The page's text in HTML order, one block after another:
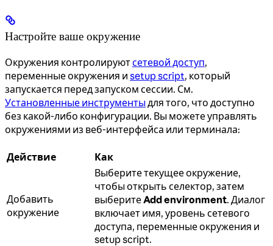
Настройте ваше окружение
Окружения контролируютсетевой доступ,
переменные окружения и setup script, который
запускается перед запуском сессии. См.
Установленные инструментыдля того, что доступно
без какой-либо конфигурации. Вы можете управлять
окружениями из веб-интерфейса или терминала:
Действие Как
Добавить
окружение
Выберите текущее окружение,
чтобы открыть селектор, затем
выберитеAdd environment. Диалог
включает имя, уровень сетевого
доступа, переменные окружения и
setup script.